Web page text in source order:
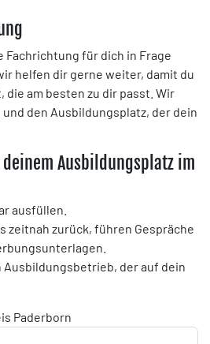
Fachrichtung für dich in Frage
helfen dir gerne weiter, damit du
die am besten zu dir passt. Wir
den Ausbildungsplatz, der dein
Ausbildungsplatz im
ausfüllen.
zeitnah zurück, führen Gespräche
Ausbildungsbetrieb, der auf dein
Paderborn